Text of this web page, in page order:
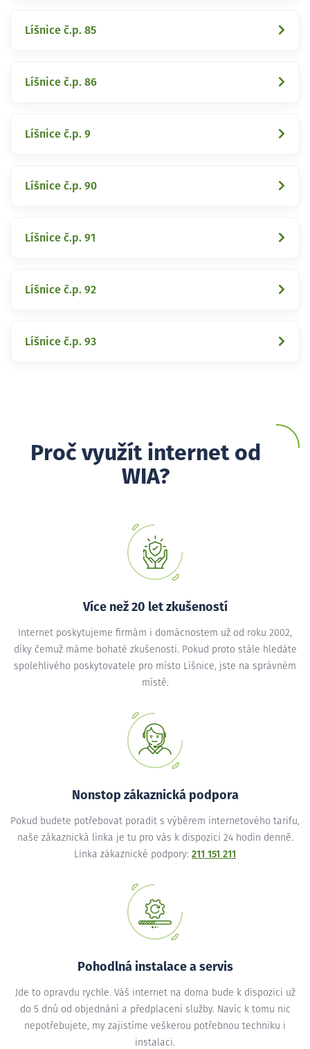
Líšnice č.p. 85
Líšnice č.p. 86
Líšnice č.p. 9
Líšnice č.p. 90
Líšnice č.p. 91
Líšnice č.p. 92
Líšnice č.p. 93
Proč využít internet od
WIA?
Více než 20 let zkušeností
Internet poskytujeme firmám i domácnostem už od roku 2002,
díky čemuž máme bohaté zkušenosti. Pokud proto stále hledáte
spolehlivého poskytovatele pro místo Líšnice, jste na správném
místě.
Nonstop zákaznická podpora
Pokud budete potřebovat poradit s výběrem internetového tarifu,
naše zákaznická linka je tu pro vás k dispozici 24 hodin denně.
Linka zákaznické podpory: 211 151 211
Pohodlná instalace a servis
Jde to opravdu rychle. Váš internet na doma bude k dispozici už
do 5 dnů od objednání a předplacení služby. Navíc k tomu nic
nepotřebujete, my zajistíme veškerou potřebnou techniku i
instalaci.